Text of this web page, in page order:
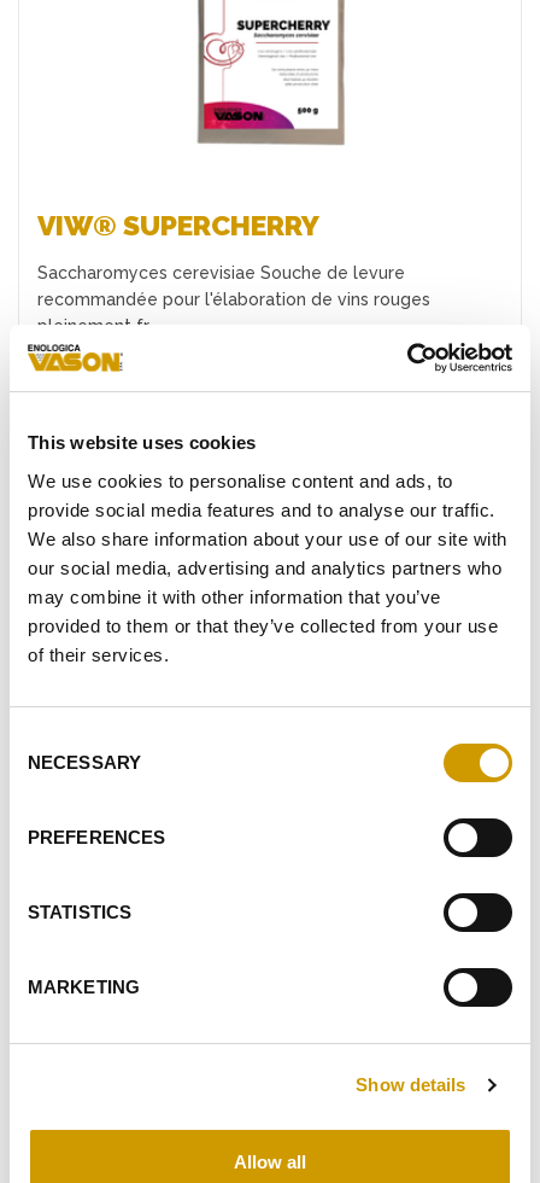
This website uses cookies
We use cookies to personalise content and ads, to
provide social media features and to analyse our traffic.
We also share information about your use of our site with
our social media, advertising and analytics partners who
may combine it with other information that you’ve
provided to them or that they’ve collected from your use
of their services.
Selection
NECESSARY
PREFERENCES
STATISTICS
MARKETING
Show details
Allow all
VIW® SUPERCHERRY
Saccharomyces cerevisiae Souche de levure
recommandée pour l'élaboration de vins rouges
pleinement fr…
cerevisiae idéale pour la production de vins de grande